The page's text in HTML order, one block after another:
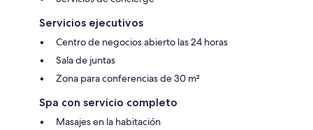
Servicios ejecutivos
Centro de negocios abierto las 24 horas
Sala de juntas
Zona para conferencias de 30 m²
Spa con servicio completo
Masajes en la habitación